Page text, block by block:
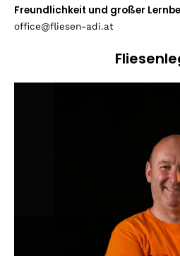
Freundlichkeit und großer
office@fliesen-adi.at